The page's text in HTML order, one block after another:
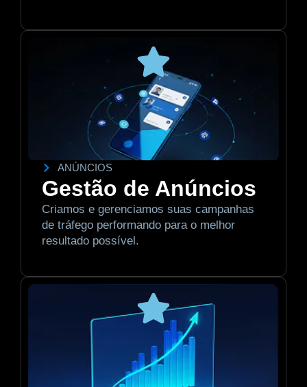
ANÚNCIOS
Gestão de Anúncios
Criamos e gerenciamos suas campanhas
de tráfego performando para o melhor
resultado possível.